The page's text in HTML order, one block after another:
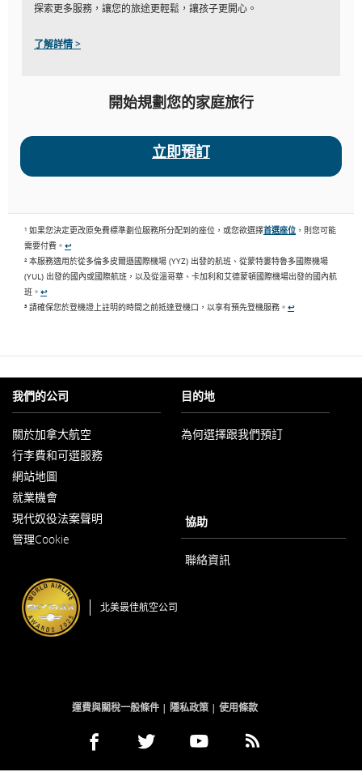
探索更多服務，讓您的旅途更輕鬆，讓孩子更開心。
了解詳情 >
開始規劃您的家庭旅行
立即預訂
¹ 如果您決定更改原免費標準劃位服務所分配到的座位，或您欲選擇首選座位 ，則您可能
需要付費。 ↩
² 本服務適用於從多倫多皮爾遜國際機場 (YYZ) 出發的航班、從蒙特婁特魯多國際機場
(YUL) 出發的國內或國際航班，以及從溫哥華、卡加利和艾德蒙頓國際機場出發的國內航
班。 ↩
³ 請確保您於登機證上註明的時間之前抵達登機口，以享有預先登機服務。 ↩
我們的公司
關於加拿大航空
新
行李費和可選服務
網站地圖
就業機會
新
視
窗
現代奴役法案聲明
管理Cookie
目的地
為何選擇跟我們預訂
協助
聯絡資訊
北美最佳航空公司
運費與關稅一般條件 隱私政策 使用條款